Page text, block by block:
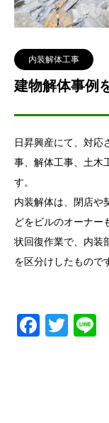
内装解体工事
建物解体事例
日昇興産にて、対応
事、解体工事、土木
す。
内装解体は、閉店や
どをビルのオーナー
状回復作業で、内装
を区分けしたもので